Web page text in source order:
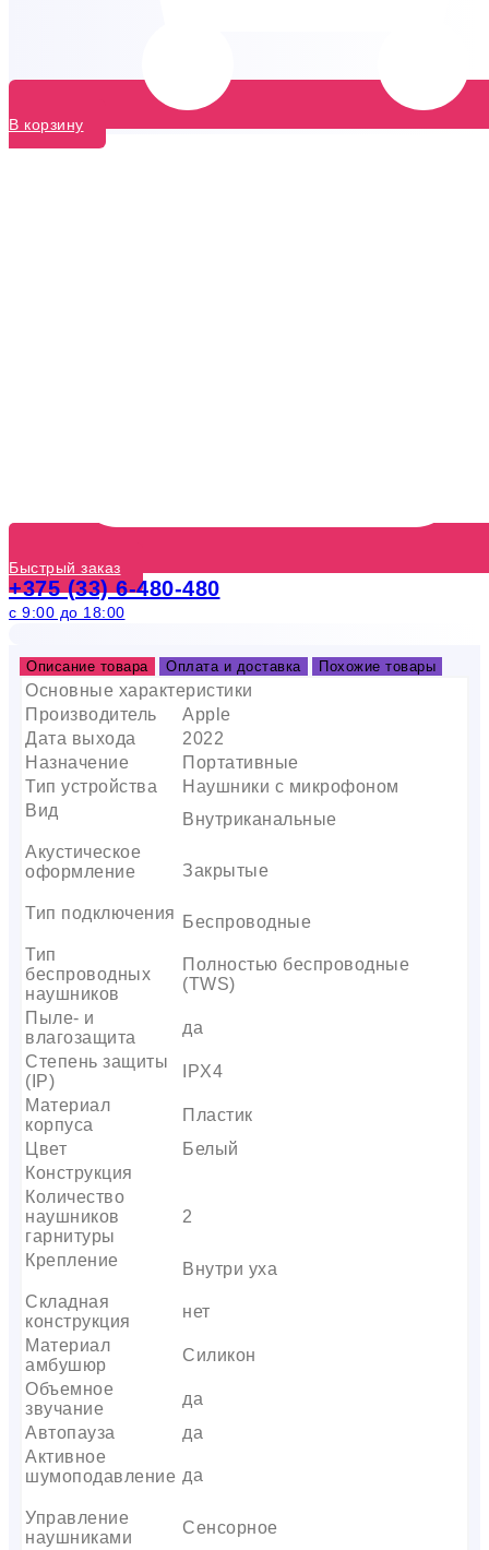
В корзину
Быстрый заказ
+375 (33) 6-480-480
с 9:00 до 18:00
Описание товара Оплата и доставка Похожие товары
Основные характеристики
Производитель
Apple
Дата выхода
2022
Назначение
Портативные
Тип устройства
Наушники с микрофоном
Вид
Внутриканальные
Акустическое
оформление
Закрытые
Тип подключения Беспроводные
Тип
беспроводных
наушников
Полностью беспроводные
(TWS)
Пыле- и
влагозащита
да
Степень защиты
(IP)
IPX4
Материал
корпуса
Пластик
Цвет
Белый
Конструкция
Количество
наушников
гарнитуры
2
Крепление
Внутри уха
Складная
конструкция
нет
Материал
амбушюр
Силикон
Объемное
звучание
да
Автопауза
да
Активное
шумоподавление да
Управление
наушниками
Сенсорное